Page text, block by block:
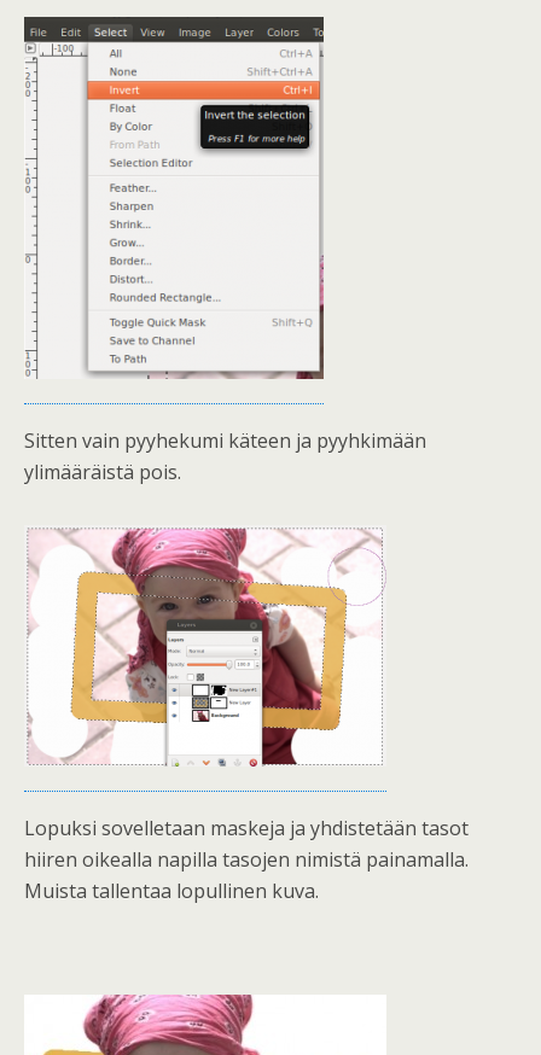
Sitten vain pyyhekumi käteen ja pyyhkimään
ylimääräistä pois.
Lopuksi sovelletaan maskeja ja yhdistetään tasot
hiiren oikealla napilla tasojen nimistä painamalla.
Muista tallentaa lopullinen kuva.